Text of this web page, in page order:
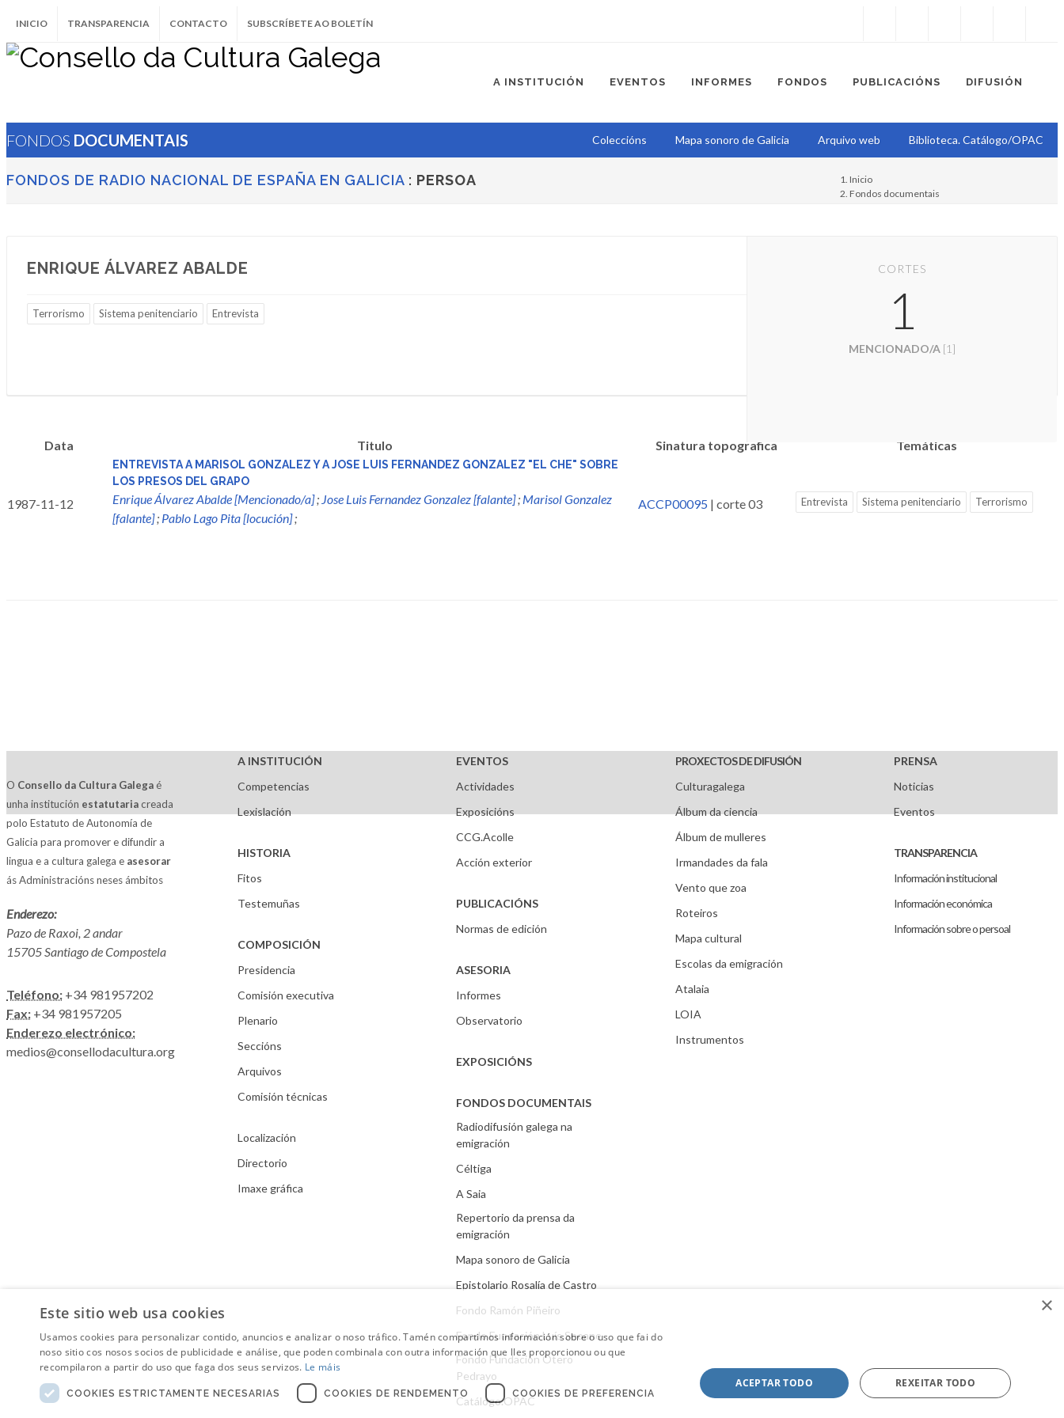
INICIO TRANSPARENCIA CONTACTO SUBSCRÍBETE AO BOLETÍN
A INSTITUCIÓN EVENTOS INFORMES FONDOS PUBLICACIÓNS DIFUSIÓN
FONDOS DOCUMENTAIS Coleccións Mapa sonoro de Galicia Arquivo web Biblioteca. Catálogo/OPAC
FONDOS DE RADIO NACIONAL DE ESPAÑA EN GALICIA : PERSOA
Inicio
Fondos documentais
ENRIQUE ÁLVAREZ ABALDE
Terrorismo Sistema penitenciario Entrevista
CORTES
1
MENCIONADO/A[1]
Data Titulo Sinatura topografica Temáticas
1987-11-12
ENTREVISTA A MARISOL GONZALEZ Y A JOSE LUIS FERNANDEZ GONZALEZ "EL CHE" SOBRE
LOS PRESOS DEL GRAPO
Enrique Álvarez Abalde [Mencionado/a]; Jose Luis Fernandez Gonzalez [falante]; Marisol Gonzalez
[falante]; Pablo Lago Pita [locución];
ACCP00095 | corte 03 Entrevista Sistema penitenciario Terrorismo
O Consello da Cultura Galega é
unha institución estatutariacreada
polo Estatuto de Autonomía de
Galicia para promover e difundir a
lingua e a cultura galega e asesorar
ás Administracións neses ámbitos
Enderezo:
Pazo de Raxoi, 2 andar
15705 Santiago de Compostela
Teléfono: +34 981957202
Fax: +34 981957205
Enderezo electrónico:
medios@consellodacultura.org
A INSTITUCIÓN
Competencias
Lexislación
HISTORIA
Fitos
Testemuñas
COMPOSICIÓN
Presidencia
Comisión executiva
Plenario
Seccións
Arquivos
Comisión técnicas
Localización
Directorio
Imaxe gráfica
EVENTOS
Actividades
Exposicións
CCG.Acolle
Acción exterior
PUBLICACIÓNS
Normas de edición
ASESORIA
Informes
Observatorio
EXPOSICIÓNS
FONDOS DOCUMENTAIS
Radiodifusión galega na
emigración
Céltiga
A Saia
Repertorio da prensa da
emigración
Mapa sonoro de Galicia
Epistolario Rosalía de Castro
Fondo Ramón Piñeiro
Fondo Fundación Luís Seoane
Fondo Fundación Otero
Pedrayo
Catálogo.OPAC
PROXECTOS DE DIFUSIÓN
Culturagalega
Álbum da ciencia
Álbum de mulleres
Irmandades da fala
Vento que zoa
Roteiros
Mapa cultural
Escolas da emigración
Atalaia
LOIA
Instrumentos
PRENSA
Noticias
Eventos
TRANSPARENCIA
Información institucional
Información económica
Información sobre o persoal
×
Este sitio web usa cookies
Usamos cookies para personalizar contido, anuncios e analizar o noso tráfico. Tamén compartimos información sobre o uso que fai do
noso sitio cos nosos socios de publicidade e análise, que poden combinala con outra información que lles proporcionou ou que
recompilaron a partir do uso que faga dos seus servizos. Le máis
COOKIES ESTRICTAMENTE NECESARIAS COOKIES DE RENDEMENTO COOKIES DE PREFERENCIA
ACEPTAR TODO REXEITAR TODO